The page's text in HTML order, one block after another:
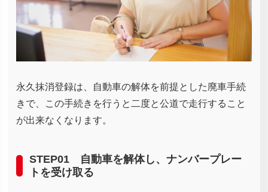
永久抹消登録は、自動車の解体を前提とした廃車手続
きで、この手続きを行うと二度と公道で走行すること
が出来なくなります。
STEP01 自動車を解体し、ナンバープレー
トを受け取る